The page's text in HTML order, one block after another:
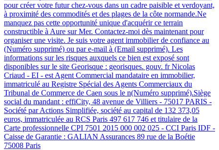
pour créer votre futur chez-vous dans un cadre paisible et verdoyant,
à proximité des commodités et des plages de la côte normande.Ne
manquez pas cette opportunité unique d'acquérir ce terrain
constructible à Aure sur Mer. Contactez-moi dès maintenant pour
organiser une visite. Je suis votre agent immobilier de confiance au
(Numéro supprimé) ou par e-mail à (Email supprimé). Les
informations sur les risques auxquels ce bien est exposé sont
disponibles sur le site Georisque : georisques. gouv. fr Nicolas
Criaud - EI - est Agent Commercial mandataire en immobilier,
immatriculé au Registre Spécial des Agents Commerciaux du
Tribunal de Commerce de Caen sous le n(Numéro supprimé).Siège
social du mandant : effiCity, 48 avenue de Villiers - 75017 PARIS -
Société par Actions Simplifiée, société au capital de 132 373,05
euros, immatriculée au RCS Paris 497 617 746 et titulaire de la
Carte professionnelle CPI 7501 2015 000 002 025 - CCI Paris IDF -
Caisse de Garantie : GALIAN Assurances 89 rue de la Boétie
75008 Paris